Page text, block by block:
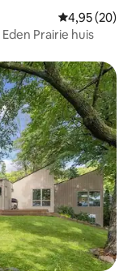
Gemiddelde
4,95 (20)
Prairie huis